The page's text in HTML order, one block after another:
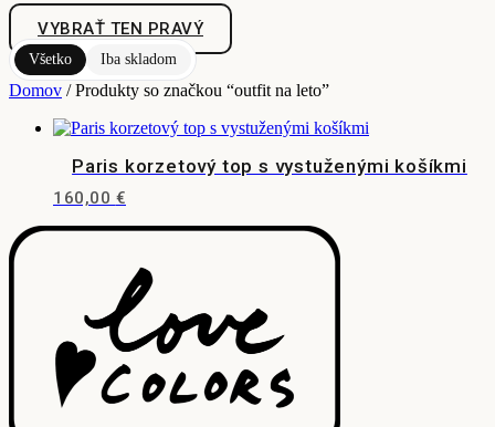
VYBRAŤ TEN PRAVÝ
Všetko Iba skladom
Domov / Produkty so značkou “outfit na leto”
Paris korzetový top s vystuženými košíkmi
160,00 €
produkt
variantov.
Možnosti
môžete
vybrať
na